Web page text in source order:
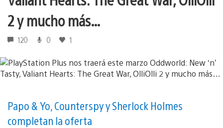
2 y mucho más…
120 0 1
Papo & Yo, Counterspy y Sherlock Holmes
completan la oferta